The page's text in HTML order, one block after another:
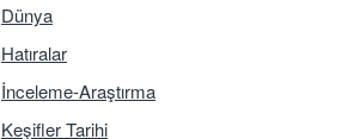
Dünya
Hatıralar
İnceleme-Araştırma
Keşifler Tarihi